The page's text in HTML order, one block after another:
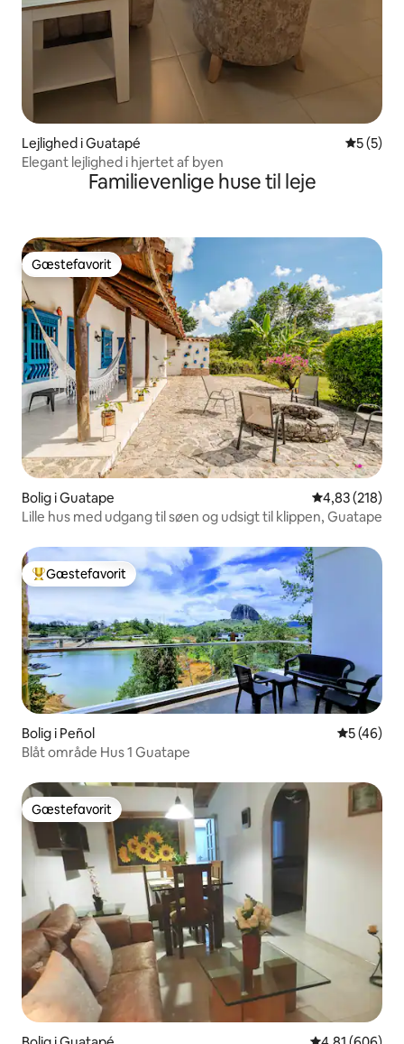
Lejlighed i Guatapé 5 ud af 5
5 (5)
Elegant lejlighed i hjertet af byen
Familievenlige huse til leje
Gæstefavorit
Gæstefavorit
Bolig i Guatape 4,83 ud af 5 i
4,83 (218)
Lille hus med udgang til søen og udsigt til klippen, Guatape
Bedste gæstefavorit
Gæstefavorit
Bolig i Peñol 5 ud af 5 i
5 (46)
Blåt område Hus 1 Guatape
Gæstefavorit
Gæstefavorit